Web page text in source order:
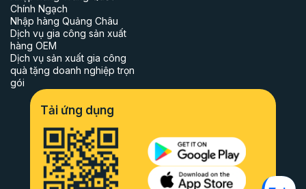
Chính Ngạch
Nhập hàng Quảng Châu
Dịch vụ gia công sản xuất
hàng OEM
Dịch vụ sản xuất gia công
quà tặng doanh nghiệp trọn
gói
Tải ứng dụng